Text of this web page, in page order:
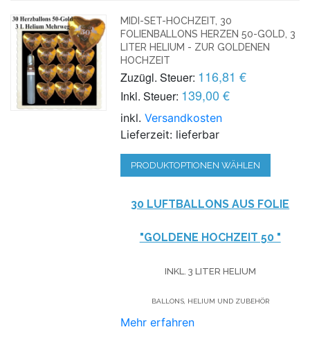
MIDI-SET-HOCHZEIT, 30
FOLIENBALLONS HERZEN 50-GOLD, 3
LITER HELIUM - ZUR GOLDENEN
HOCHZEIT
Zuzügl. Steuer: 116,81 €
Inkl. Steuer: 139,00 €
inkl.Versandkosten
Lieferzeit: lieferbar
PRODUKTOPTIONEN WÄHLEN
30 LUFTBALLONS AUS FOLIE
"GOLDENE HOCHZEIT 50 "
INKL. 3 LITER HELIUM
BALLONS, HELIUM UND ZUBEHÖR
Mehr erfahren